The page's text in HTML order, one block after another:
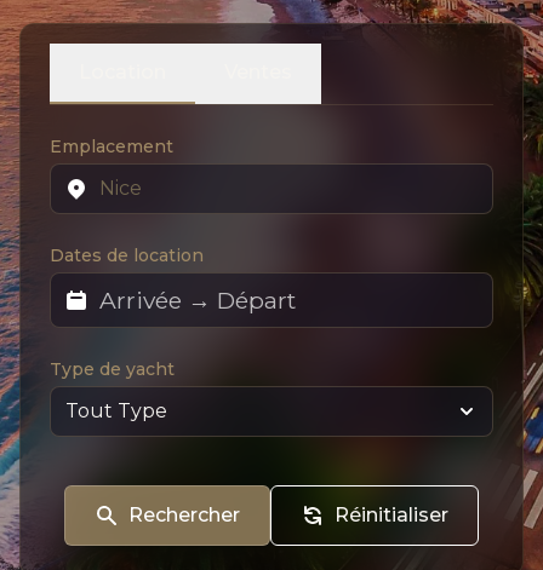
Emplacement
Dates de location
Type de yacht
Rechercher Réinitialiser